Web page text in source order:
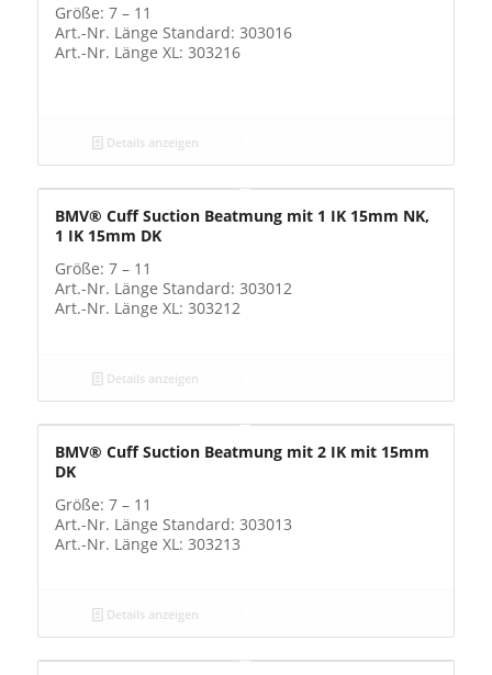
Größe: 7 – 11
Art.-Nr. Länge Standard: 303016
Art.-Nr. Länge XL: 303216
Details anzeigen
BMV® Cuff Suction Beatmung mit 1 IK 15mm NK,
1 IK 15mm DK
Größe: 7 – 11
Art.-Nr. Länge Standard: 303012
Art.-Nr. Länge XL: 303212
Details anzeigen
BMV® Cuff Suction Beatmung mit 2 IK mit 15mm
DK
Größe: 7 – 11
Art.-Nr. Länge Standard: 303013
Art.-Nr. Länge XL: 303213
Details anzeigen